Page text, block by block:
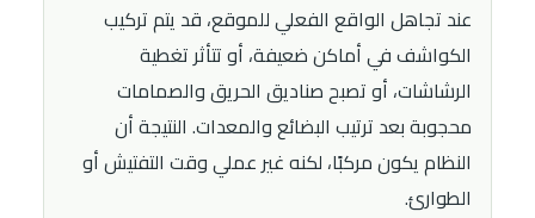
عند تجاهل الواقع الفعلي للموقع، قد يتم تركيب
الكواشف في أماكن ضعيفة، أو تتأثر تغطية
الرشاشات، أو تصبح صناديق الحريق والصمامات
محجوبة بعد ترتيب البضائع والمعدات. النتيجة أن
النظام يكون مركبًا، لكنه غير عملي وقت التفتيش أو
الطوارئ.